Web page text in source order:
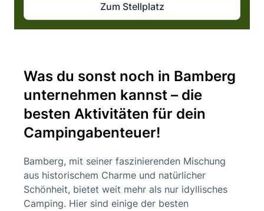
Zum Stellplatz
Was du sonst noch in Bamberg
unternehmen kannst – die
besten Aktivitäten für dein
Campingabenteuer!
Bamberg, mit seiner faszinierenden Mischung
aus historischem Charme und natürlicher
Schönheit, bietet weit mehr als nur idyllisches
Camping. Hier sind einige der besten